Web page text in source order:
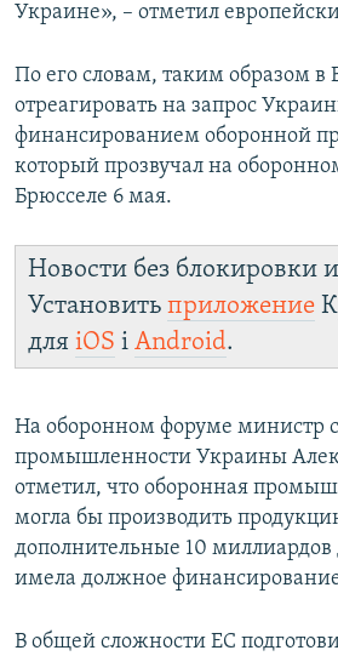
Украине», – отметил
По его словам, таким образом в
отреагировать на запрос
финансированием оборонной
который прозвучал на
Брюсселе 6 мая.
Новости без блокировки
Установить приложение
для iOS і Android.
На оборонном форуме министр
промышленности Украины
отметил, что оборонная
могла бы производить
дополнительные 10 миллиардов
имела должное
В общей сложности ЕС